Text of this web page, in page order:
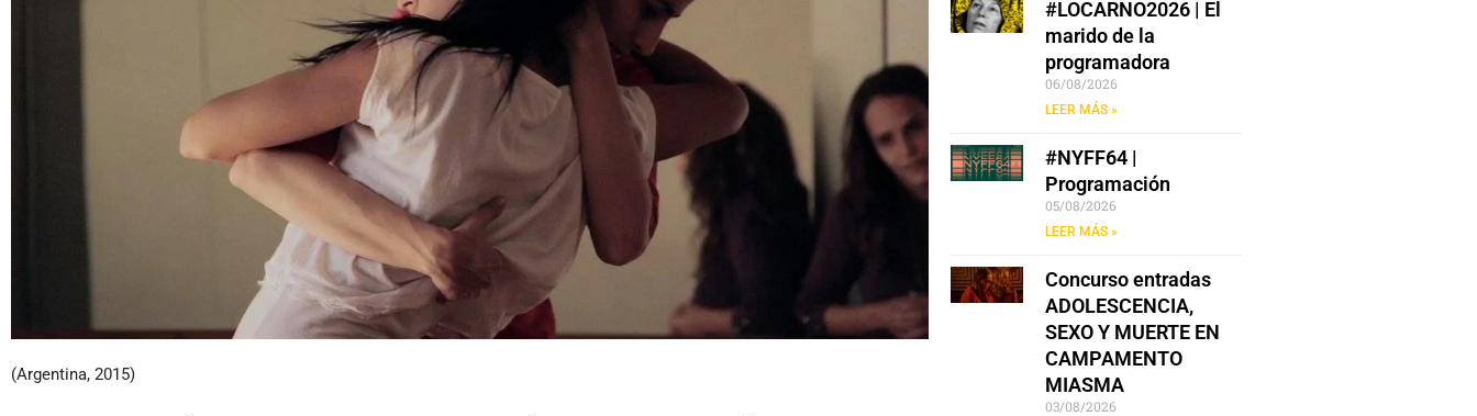
(Argentina, 2015)
#LOCARNO2026 | El
marido de la
programadora
06/08/2026
LEER MÁS »
#NYFF64 |
Programación
05/08/2026
LEER MÁS »
Concurso entradas
ADOLESCENCIA,
SEXO Y MUERTE EN
CAMPAMENTO
MIASMA
03/08/2026